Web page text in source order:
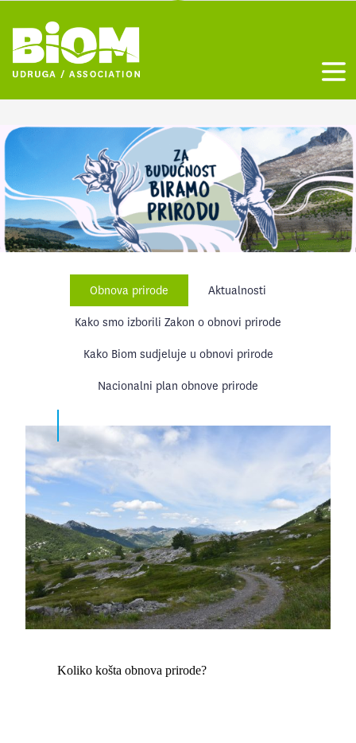
Obnova prirode Aktualnosti
Kako smo izborili Zakon o obnovi prirode
Kako Biom sudjeluje u obnovi prirode
Nacionalni plan obnove prirode
Koliko košta obnova prirode?